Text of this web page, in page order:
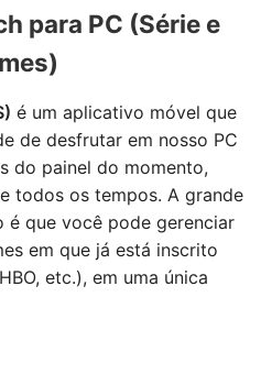
para PC (Série e
é um aplicativo móvel que
de desfrutar em nosso PC
do painel do momento,
todos os tempos. A grande
é que você pode gerenciar
em que já está inscrito
etc.), em uma única